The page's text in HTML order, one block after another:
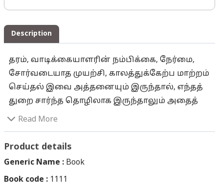
Description
தரம், வாடிக்கையாளரின் நம்பிக்கை, நேர்மை,
சோர்வடையாத முயற்சி, காலத்துக்கேற்ப மாற்றம்
செய்தல் இவை அத்தனையும் இருந்தால், எந்தத்
துறை சார்ந்த தொழிலாக இருந்தாலும் அதைத்
தலைமுறை தலைமுறையாக வெற்றிகரமாகக்
எத்தனையோ தொழில் நிறுவனங்கள்
போலவே, குறிப்பிட்ட ஒரு நிறுவனத்தின் மீது
Read More
Product details
Generic Name : Book
Book code : 1111